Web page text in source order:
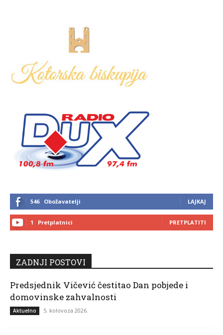
546 Obožavatelji LAJKAJ
1 Pretplatnici PRETPLATITI
ZADNJI POSTOVI
Predsjednik Vičević čestitao Dan pobjede i
domovinske zahvalnosti
Aktuelno 5. kolovoza 2026.